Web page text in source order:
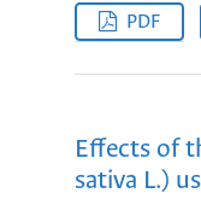
PDF
Effects of
sativa L.)